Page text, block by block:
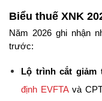
Biểu thuế XNK
Năm 2026 ghi nhận
trước:
Lộ trình cắt giảm
định EVFTA và